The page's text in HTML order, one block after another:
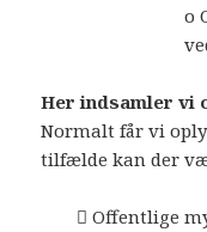
o
Her indsamler vi
Normalt får vi
tilfælde kan der
 Offentlige